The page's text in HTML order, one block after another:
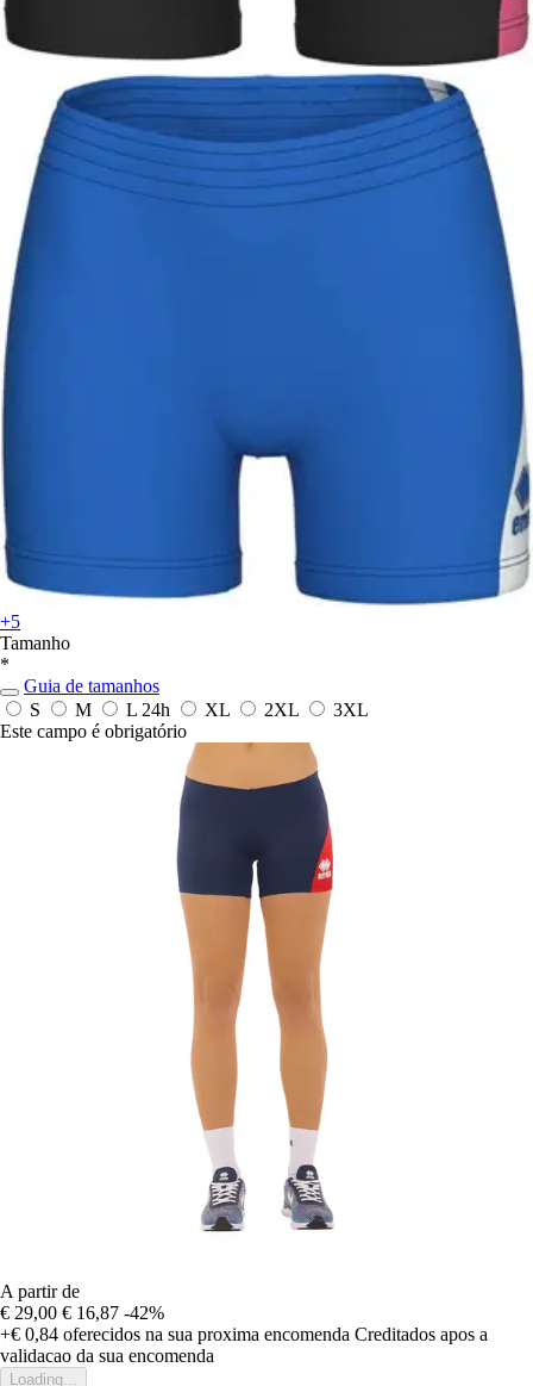
+5
Tamanho
*
Guia de tamanhos
S
M L 24h XL 2XL
3XL
Este campo é obrigatório
A partir de
€ 29,00 € 16,87 -42%
+€ 0,84 oferecidos na sua proxima encomenda Creditados apos a
validacao da sua encomenda
Loading...